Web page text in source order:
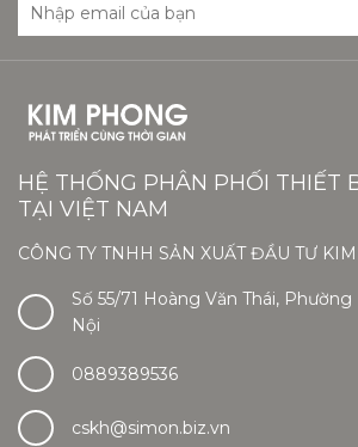
HỆ THỐNG PHÂN PHỐI THIẾT
TẠI VIỆT NAM
CÔNG TY TNHH SẢN XUẤT ĐẦU TƯ
Số 55/71 Hoàng Văn Thái,
Nội
0889389536
cskh@simon.biz.vn